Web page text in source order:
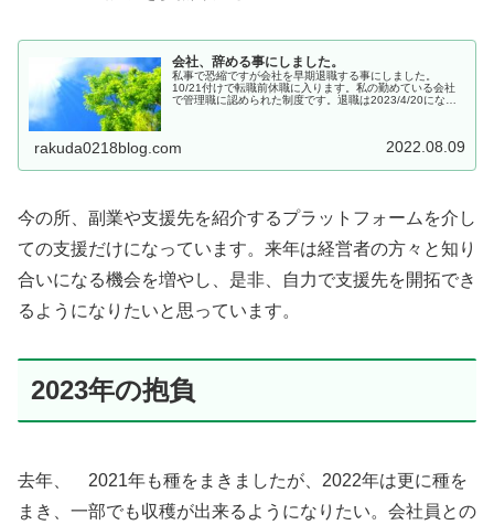
会社、辞める事にしました。
私事で恐縮ですが会社を早期退職する事にしました。
10/21付けで転職前休職に入ります。私の勤めている会社
で管理職に認められた制度です。退職は2023/4/20になる
rakuda0218blog.com 2022.08.09
今の所、副業や支援先を紹介するプラットフォームを介し
ての支援だけになっています。来年は経営者の方々と知り
合いになる機会を増やし、是非、自力で支援先を開拓でき
るようになりたいと思っています。
2023年の抱負
去年、 2021年も種をまきましたが、2022年は更に種を
まき、一部でも収穫が出来るようになりたい。会社員との